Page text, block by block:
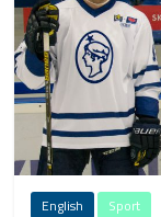
English Sport